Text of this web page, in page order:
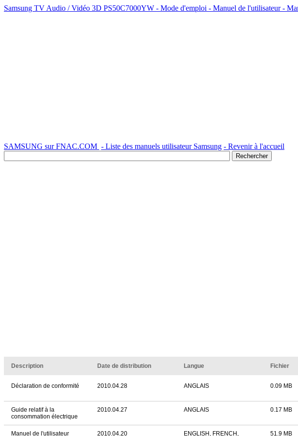
Samsung TV Audio / Vidéo 3D PS50C7000YW - Mode d'emploi - Manuel de l'utilisateur -
SAMSUNG sur FNAC.COM - Liste des manuels utilisateur Samsung - Revenir à l'accueil
Description Date de distribution Langue Fichier
Déclaration de conformité 2010.04.28 ANGLAIS 0.09 MB
Guide relatif à la
consommation électrique
2010.04.27 ANGLAIS 0.17 MB
Manuel de l'utilisateur 2010.04.20 ENGLISH, FRENCH, 51.9 MB